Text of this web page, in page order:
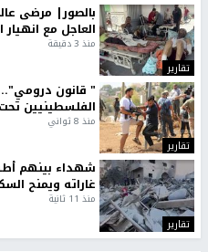
تقارير
بالصور| مرضى
العاجل مع
منذ 3 دقيقة
تقارير
" قانون
الفلسطينيين
منذ 8 ثواني
تقارير
شهداء بينهم
غاراته ويمنح
منذ 11 ثانية